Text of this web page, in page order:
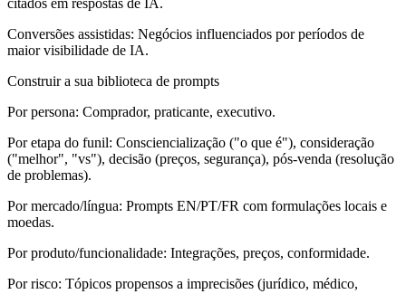
Conversões assistidas: Negócios influenciados por períodos de
maior visibilidade de IA.
Construir a sua biblioteca de prompts
Por persona: Comprador, praticante, executivo.
Por etapa do funil: Consciencialização ("o que é"), consideração
("melhor", "vs"), decisão (preços, segurança), pós-venda (resolução
de problemas).
Por mercado/língua: Prompts EN/PT/FR com formulações locais e
moedas.
Por produto/funcionalidade: Integrações, preços, conformidade.
Por risco: Tópicos propensos a imprecisões (jurídico, médico,